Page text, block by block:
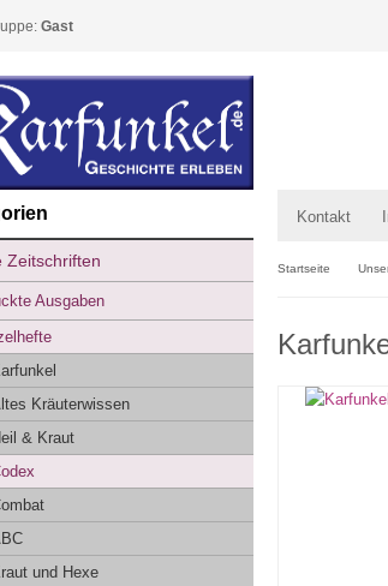
Gast
Kontakt
Startseite
Zeitschriften
Ausgaben
Kräuterwissen
& Kraut
und Hexe